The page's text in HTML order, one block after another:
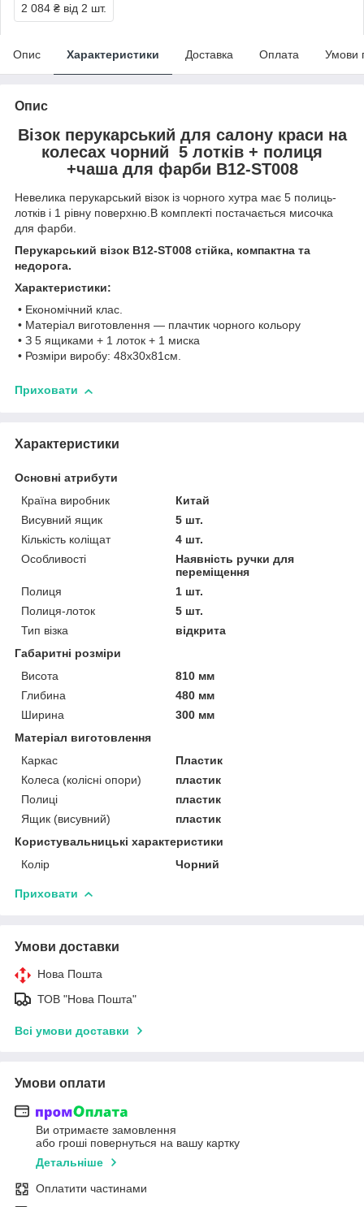
2 084 ₴ від 2 шт.
Опис Характеристики Доставка Оплата Умови
Опис
Візок перукарський для салону краси на
колесах чорний 5 лотків + полиця
+чаша для фарби B12-ST008
Невелика перукарський візок із чорного хутра має 5 полиць-
лотків і 1 рівну поверхню.В комплекті постачається мисочка
для фарби.
Перукарський візок B12-ST008 стійка, компактна та
недорога.
Характеристики:
• Економічний клас.
• Матеріал виготовлення — плачтик чорного кольору
• З 5 ящиками + 1 лоток + 1 миска
• Розміри виробу: 48x30x81см.
Приховати
Характеристики
Основні атрибути
Країна виробник
Китай
Висувний ящик
5 шт.
Кількість коліщат
4 шт.
Особливості
Наявність ручки для
переміщення
Полиця
1 шт.
Полиця-лоток
5 шт.
Тип візка
відкрита
Габаритні розміри
Висота
810 мм
Глибина
480 мм
Ширина
300 мм
Матеріал виготовлення
Каркас
Пластик
Колеса (колісні опори)
пластик
Полиці
пластик
Ящик (висувний)
пластик
Користувальницькі характеристики
Колір
Чорний
Приховати
Умови доставки
Нова Пошта
ТОВ "Нова Пошта"
Всі умови доставки
Умови оплати
Ви отримаєте замовлення
або гроші повернуться на вашу картку
Детальніше
Оплатити частинами